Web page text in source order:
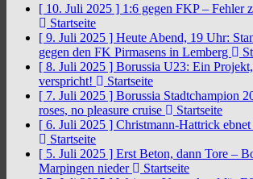
[ 10. Juli 2025 ] 1:6 gegen FKP – Fehler
Startseite
[ 9. Juli 2025 ] Heute Abend, 19 Uhr:
gegen den FK Pirmasens in Lemberg
[ 8. Juli 2025 ] Borussia U23: Ein
verspricht!
Startseite
[ 7. Juli 2025 ] Borussia Stadtchampion
roses, no pleasure cruise
Startseite
[ 6. Juli 2025 ] Christmann-Hattrick
Startseite
[ 5. Juli 2025 ] Erst Beton, dann Tore –
Marpingen nieder
Startseite